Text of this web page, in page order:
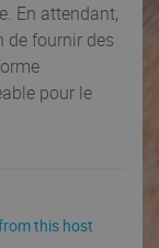
En attendant,
de fournir des
pour le
this host